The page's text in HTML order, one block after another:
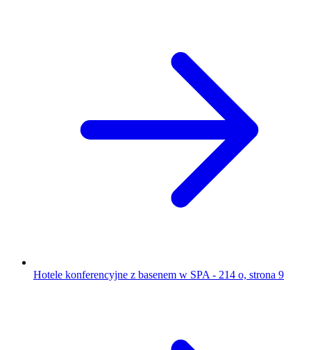
Hotele konferencyjne z basenem w SPA - 214 o, strona 9